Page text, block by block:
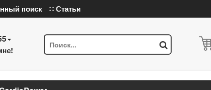
поиск ∷ Статьи